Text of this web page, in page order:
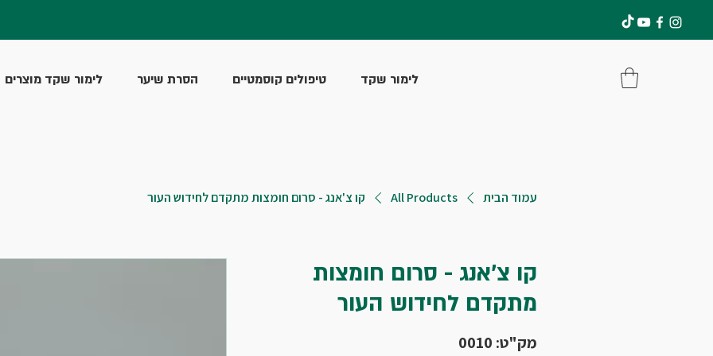
לימור שקד טיפולים קוסמטיים הסרת שיער לימור שקד מוצרים
עמוד הבית All Products קו צ'אנג - סרום חומצות מתקדם לחידוש העור
קו צ'אנג - סרום חומצות
מתקדם לחידוש העור
מק"ט: 0010